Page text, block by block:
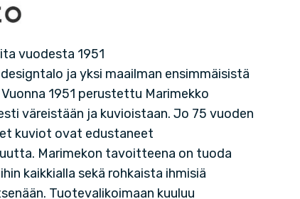
vuodesta 1951
ja yksi maailman ensimmäisistä
1951 perustettu Marimekko
väreistään ja kuvioistaan. Jo 75 vuoden
kuviot ovat edustaneet
Marimekon tavoitteena on tuoda
kaikkialla sekä rohkaista ihmisiä
Tuotevalikoimaan kuuluu